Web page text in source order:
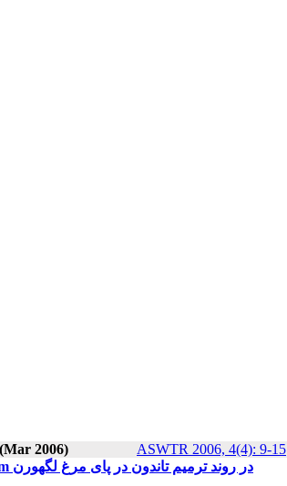
2006)
ASWTR 2006, 4(4): 9-15
بررسی اثرات هیستوپاتولوژیکی لیزر کم توان گالیوم آلومینیوم آرسناید 810nm در روند ترمیم تاندون در پای مرغ لگهورن